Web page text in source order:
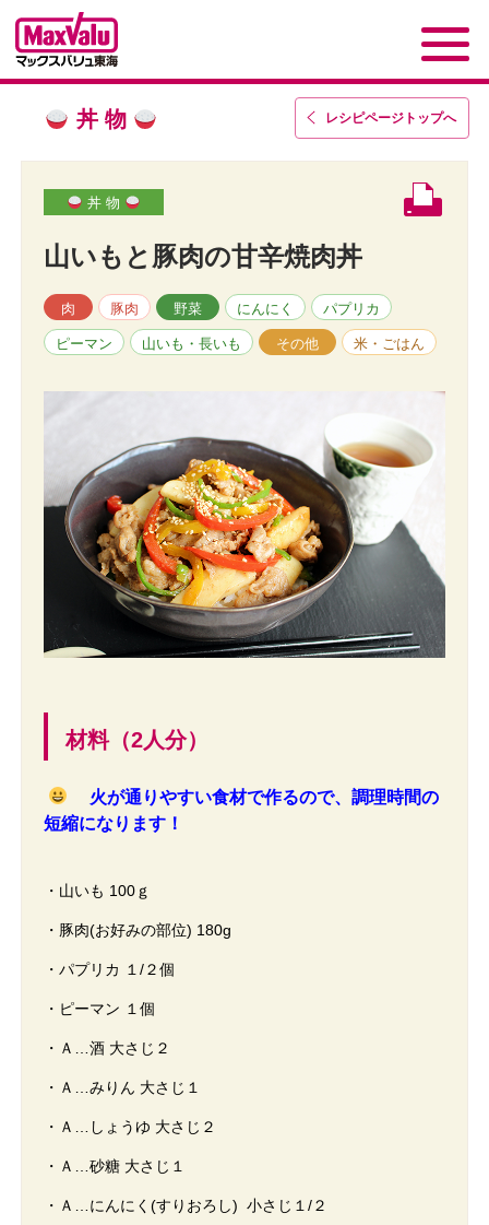
レシピページトップへ
丼 物
丼 物
山いもと豚肉の甘辛焼肉丼
肉 豚肉 野菜 にんにく パプリカ
ピーマン 山いも・長いも その他 米・ごはん
材料（2人分）
火が通りやすい食材で作るので、調理時間の
短縮になります！
・山いも 100ｇ
・豚肉(お好みの部位) 180g
・パプリカ １/２個
・ピーマン １個
・Ａ…酒 大さじ２
・Ａ…みりん 大さじ１
・Ａ…しょうゆ 大さじ２
・Ａ…砂糖 大さじ１
・Ａ…にんにく(すりおろし) 小さじ１/２